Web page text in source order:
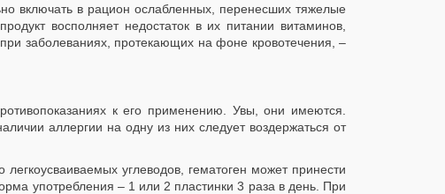
включать в рацион ослабленных, перенесших тяжелые
восполняет недостаток в их питании витаминов,
заболеваниях, протекающих на фоне кровотечения, –
к его применению. Увы, они имеются.
аллергии на одну из них следует воздержаться от
углеводов, гематоген может принести
употребления – 1 или 2 пластинки 3 раза в день. При